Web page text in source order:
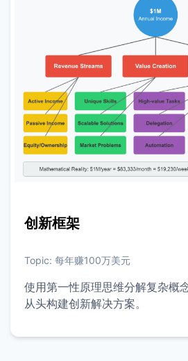
创新框架
Topic: 每年赚100万美元
使用第一性原理思维分解复杂概
从头构建创新解决方案。